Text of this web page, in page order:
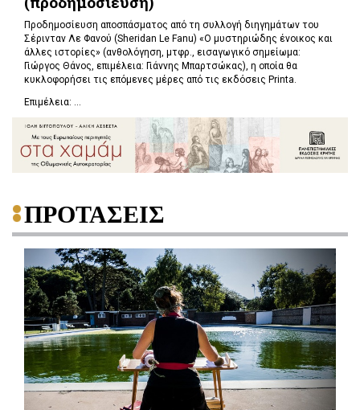
Προδημοσίευση αποσπάσματος από τη συλλογή διηγημάτων του
Σέρινταν Λε Φανού (Sheridan Le Fanu) «Ο μυστηριώδης ένοικος και
άλλες ιστορίες» (ανθολόγηση, μτφρ., εισαγωγικό σημείωμα:
Γιώργος Θάνος, επιμέλεια: Γιάννης Μπαρτσώκας), η οποία θα
κυκλοφορήσει τις επόμενες μέρες από τις εκδόσεις Printa.
Επιμέλεια: ...
ΠΡΟΤΑΣΕΙΣ